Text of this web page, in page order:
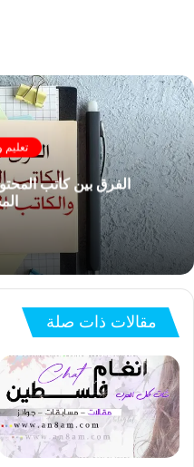
تعليم
الفرق بين كاتب
مقالات ذات صلة